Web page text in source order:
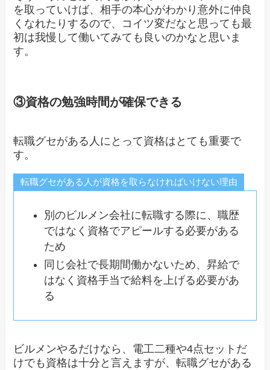
を取っていけば、相手の本心がわかり意外に仲良
くなれたりするので、コイツ変だなと思っても最
初は我慢して働いてみても良いのかなと思いま
す。
③資格の勉強時間が確保できる
転職グセがある人にとって資格はとても重要で
す。
転職グセがある人が資格を取らなければいけない理由
別のビルメン会社に転職する際に、職歴
ではなく資格でアピールする必要がある
ため
同じ会社で長期間働かないため、昇給で
はなく資格手当で給料を上げる必要があ
る
ビルメンやるだけなら、電工二種や4点セットだ
けでも資格は十分と言えますが、転職グセがある